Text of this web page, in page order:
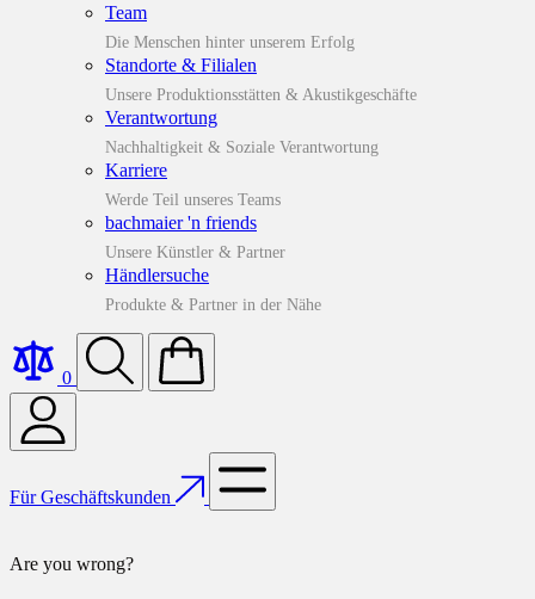
Team
Die Menschen hinter unserem Erfolg
Standorte & Filialen
Unsere Produktionsstätten & Akustikgeschäfte
Verantwortung
Nachhaltigkeit & Soziale Verantwortung
Karriere
Werde Teil unseres Teams
bachmaier 'n friends
Unsere Künstler & Partner
Händlersuche
Produkte & Partner in der Nähe
0
Für Geschäftskunden
Are you wrong?